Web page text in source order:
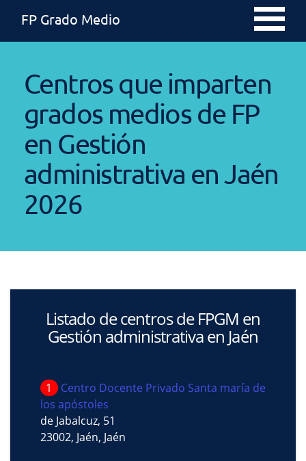
FP Grado Medio
Centros que imparten
grados medios de FP
en Gestión
administrativa en Jaén
2026
Listado de centros de FPGM en
Gestión administrativa en Jaén
1
Centro Docente Privado Santa maría de
los apóstoles
de Jabalcuz, 51
23002, Jaén, Jaén